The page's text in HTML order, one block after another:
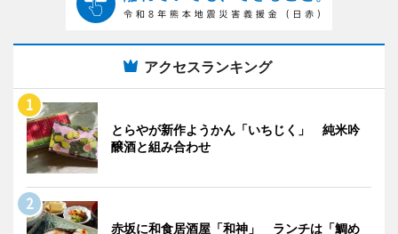
アクセスランキング
とらやが新作ようかん「いちじく」 純米吟
醸酒と組み合わせ
赤坂に和食居酒屋「和神」 ランチは「鯛め